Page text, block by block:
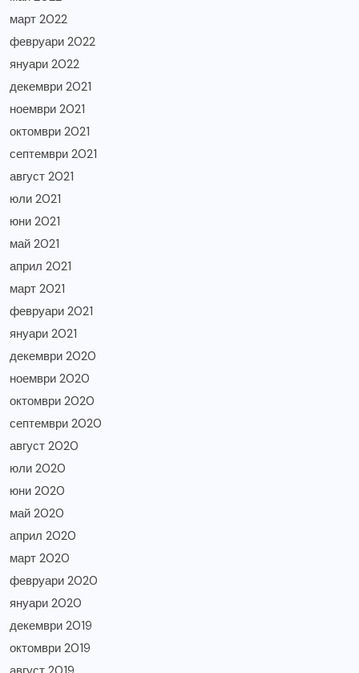
март 2022
февруари 2022
януари 2022
декември 2021
ноември 2021
октомври 2021
септември 2021
август 2021
юли 2021
юни 2021
май 2021
април 2021
март 2021
февруари 2021
януари 2021
декември 2020
ноември 2020
октомври 2020
септември 2020
август 2020
юли 2020
юни 2020
май 2020
април 2020
март 2020
февруари 2020
януари 2020
декември 2019
октомври 2019